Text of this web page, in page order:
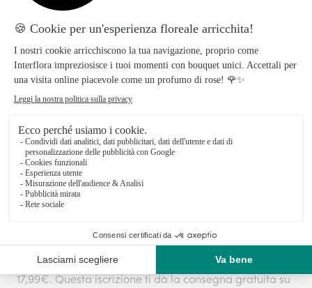
Preparato con amore, consegnato con
cura!
giorno stesso della consegna per garantire la
freschezza dei fiori.
La consegna, in giornata o su appuntamento, viene
effettuata direttamente dai nostri fioristi locali.
Spese di consegna
Interflora + Abbonamento del servizio:
17,99€. Questa iscrizione ti dà la consegna gratuita su